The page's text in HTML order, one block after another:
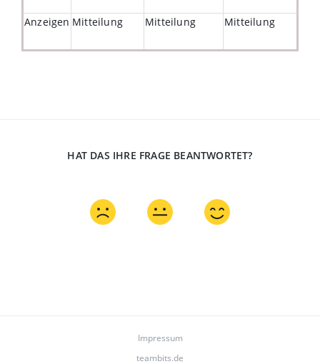
Anzeigen Mitteilung Mitteilung Mitteilung
HAT DAS IHRE FRAGE BEANTWORTET?
Impressum
teambits.de